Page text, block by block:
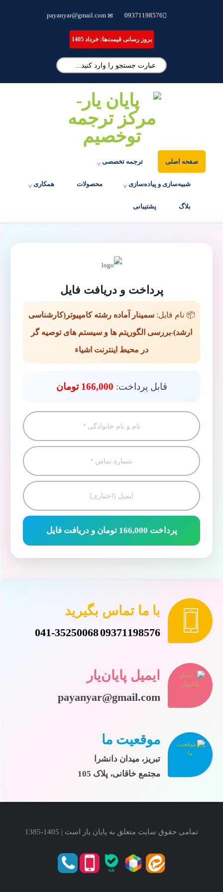
09371198576
payanyar@gmail.com
بروز رسانی قیمت‌ها: خرداد 1405
صفحه اصلی ترجمه تخصصی
شبیه‌سازی و پیاده‌سازی محصولات همکاری
بلاگ پشتیبانی
پرداخت و دریافت فایل
📦 نام فایل:سمینار آماده رشته کامپیوتر(کارشناسی
ارشد)-بررسی الگوریتم ها و سیستم های توصیه گر
در محیط اینترنت اشیاء
قابل پرداخت: 166,000 تومان
پرداخت 166,000 تومان و دریافت فایل
با ما تماس بگیرید
09371198576
041-35250068
ایمیل پایان‌یار
payanyar@gmail.com
موقعیت ما
تبریز، میدان دانشرا
مجتمع خاقانی، پلاک 105
تمامی حقوق سایت متعلق به پایان یار است | 1405-1385